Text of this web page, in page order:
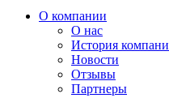
О компании
О нас
История
Новости
Отзывы
Партнеры